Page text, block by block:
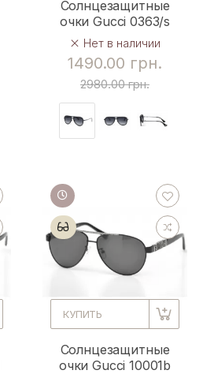
Солнцезащитные
очки Gucci 0363/s
Нет в наличии
1490.00 грн.
2980.00 грн.
КУПИТЬ
Солнцезащитные
очки Gucci 10001b